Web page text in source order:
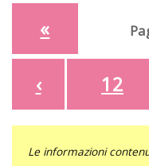
«
‹ 12
Le informazioni